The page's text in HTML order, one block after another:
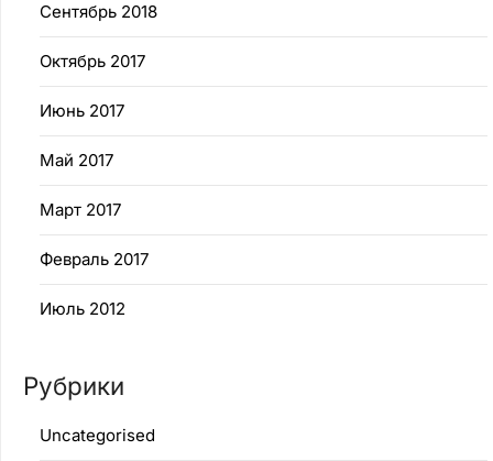
Сентябрь 2018
Октябрь 2017
Июнь 2017
Май 2017
Март 2017
Февраль 2017
Июль 2012
Рубрики
Uncategorised